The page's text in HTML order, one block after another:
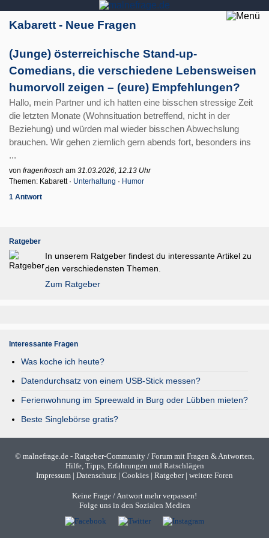
Kabarett - Neue Fragen
(Junge) österreichische Stand-up-
Comedians, die verschiedene Lebensweisen
humorvoll zeigen – (eure) Empfehlungen?
Hallo, mein Partner und ich hatten eine bisschen stressige Zeit
die letzten Monate (Wohnsituation betreffend, nicht in der
Beziehung) und würden mal wieder bisschen Abwechslung
brauchen. Wir gehen ziemlich gern abends fort, besonders ins
...
von fragenfrosch am 31.03.2026, 12.13 Uhr
Themen: Kabarett · Unterhaltung · Humor
1 Antwort
Ratgeber
In unserem Ratgeber findest du interessante Artikel zu
den verschiedensten Themen.
Zum Ratgeber
Interessante Fragen
Was koche ich heute?
Datendurchsatz von einem USB-Stick messen?
Ferienwohnung im Spreewald in Burg oder Lübben mieten?
Beste Singlebörse gratis?
© malnefrage.de - Ratgeber-Community / Forum mit Fragen & Antworten,
Hilfe, Tipps, Erfahrungen und Ratschlägen
Impressum | Datenschutz | Cookies | Ratgeber| weitere Foren
Keine Frage / Antwort mehr verpassen!
Folge uns in den Sozialen Medien